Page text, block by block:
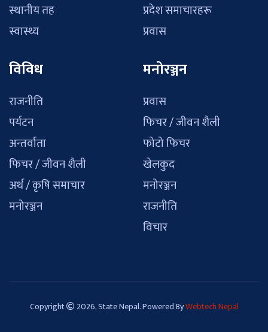
स्थानीय तह
स्वास्थ्य
प्रदेश समाचारहरू
प्रवास
विविध
राजनीति
पर्यटन
अन्तर्वाता
फिचर / जीवन शैली
अर्थ / कृषि समाचार
मनोरञ्जन
मनोरञ्जन
प्रवास
फिचर / जीवन शैली
फोटो फिचर
खेलकुद
मनोरञ्जन
राजनीति
विचार
Copyright 2026, State Nepal. Powered ByWebtech Nepal